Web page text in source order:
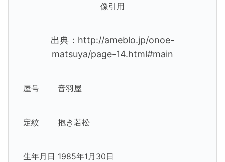
像引用
出典：http://ameblo.jp/onoe-
matsuya/page-14.html#main
屋号 音羽屋
定紋 抱き若松
生年月日 1985年1月30日